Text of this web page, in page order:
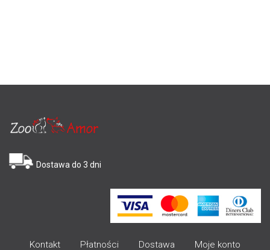
Dostawa do 3 dni
Kontakt Płatności Dostawa Moje konto